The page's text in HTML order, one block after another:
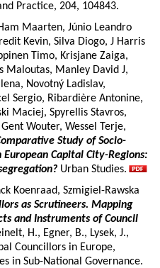
Practice, 204, 104843.
Maarten, Júnio Leandro
Kevin, Silva Diogo, J Harris
Timo, Krisjane Zaiga,
Maloutas, Manley David J,
Novotný Ladislav,
Sergio, Ribardière Antonine,
Maciej, Spyrellis Stavros,
Wouter, Wessel Terje,
Study of Socio-
Capital City-Regions:
Urban Studies.
Koenraad, Szmigiel-Rawska
as Scrutineers. Mapping
and Instruments of Council
H., Egner, B., Lysek, J.,
Councillors in Europe,
in Sub-National Governance.